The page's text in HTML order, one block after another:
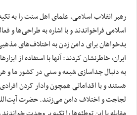
رهبر انقلاب اسلامی، علمای اهل سنت را به
اسلامی فراخواندند و با اشاره به طراحی‌ها و
بدخواهان برای دامن زدن به اختلاف‌های
ایران، خاطرنشان کردند: آنها با استفاده از
به دنبال جداسازی شیعه و سنی در کشور ما و
هستند و با اقداماتی همچون وادار کردن
لجاجت و اختلاف دامن می‌زنند. حضرت